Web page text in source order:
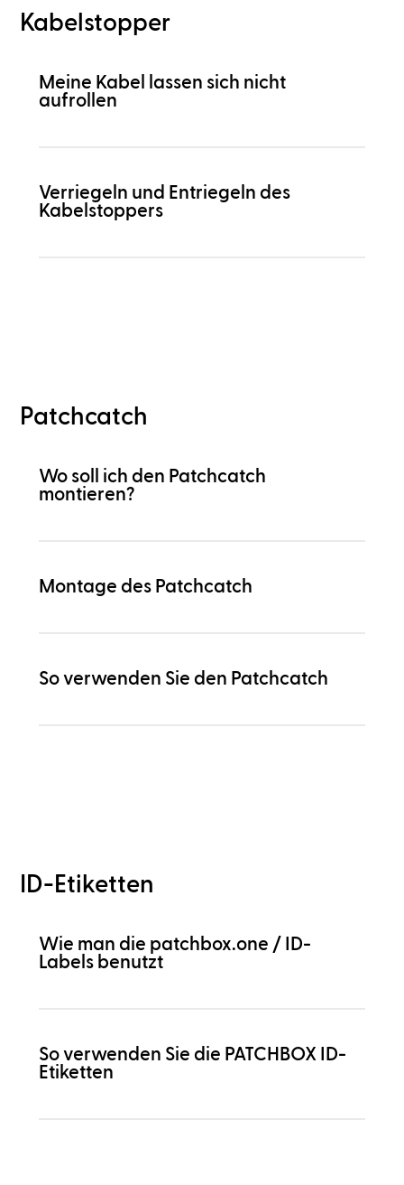
Kabelstopper
Meine Kabel lassen sich nicht
aufrollen
Verriegeln und Entriegeln des
Kabelstoppers
Patchcatch
Wo soll ich den Patchcatch
montieren?
Montage des Patchcatch
So verwenden Sie den Patchcatch
ID-Etiketten
Wie man die patchbox.one / ID-
Labels benutzt
So verwenden Sie die PATCHBOX ID-
Etiketten